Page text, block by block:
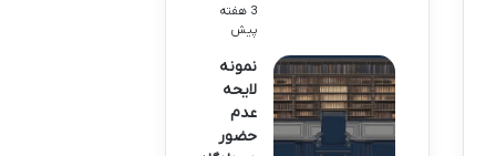
3 هفته
پیش
نمونه
لایحه
عدم
حضور